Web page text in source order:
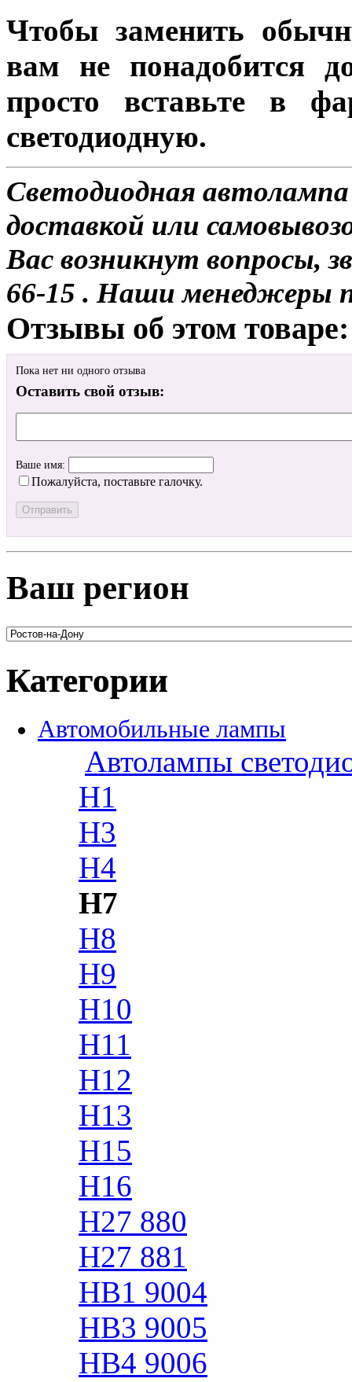
Чтобы заменить
вам не понадобится
просто вставьте в
светодиодную.
Светодиодная
доставкой или
Вас возникнут вопросы,
66-15 . Наши менеджеры
Отзывы об этом товаре:
Пока нет ни одного отзыва
Оставить свой отзыв:
Ваше имя:
Пожалуйста, поставьте галочку.
Ваш регион
Категории
Автомобильные лампы
Автолампы
H1
H3
H4
H7
H8
H9
H10
H11
H12
H13
H15
H16
H27 880
H27 881
HB1 9004
HB3 9005
HB4 9006